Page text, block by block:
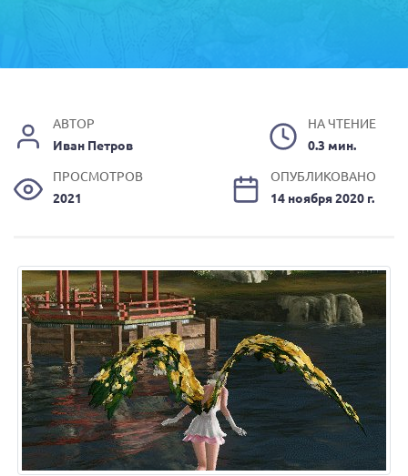
АВТОР
Иван Петров
НА ЧТЕНИЕ
0.3 мин.
ПРОСМОТРОВ
2021
ОПУБЛИКОВАНО
14 ноября 2020 г.